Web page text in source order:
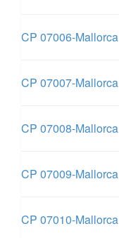
CP 07006-Mallorca
CP 07007-Mallorca
CP 07008-Mallorca
CP 07009-Mallorca
CP 07010-Mallorca